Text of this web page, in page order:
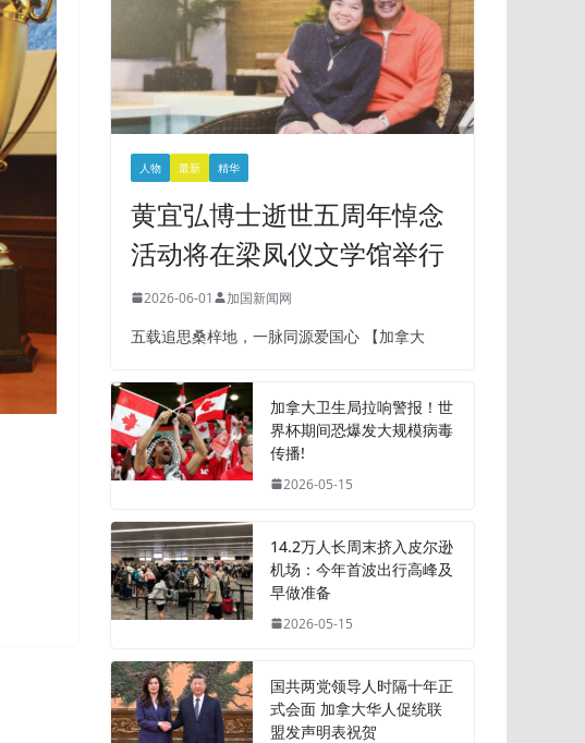
人物 最新 精华
黄宜弘博士逝世五周年悼念
活动将在梁凤仪文学馆举行
2026-06-01 加国新闻网
五载追思桑梓地，一脉同源爱国心 【加拿大
加拿大卫生局拉响警报！世
界杯期间恐爆发大规模病毒
传播!
2026-05-15
14.2万人长周末挤入皮尔逊
机场：今年首波出行高峰及
早做准备
2026-05-15
国共两党领导人时隔十年正
式会面 加拿大华人促统联
盟发声明表祝贺